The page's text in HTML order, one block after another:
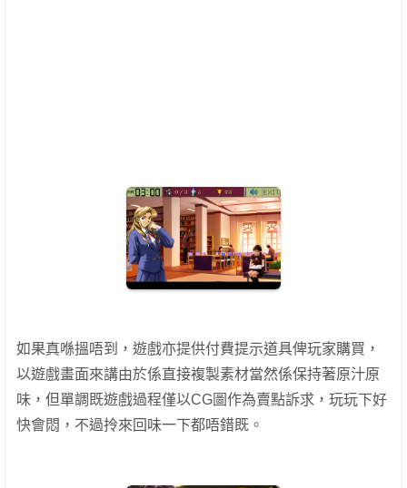
如果真喺搵唔到，遊戲亦提供付費提示道具俾玩家購買，
以遊戲畫面來講由於係直接複製素材當然係保持著原汁原
味，但單調既遊戲過程僅以CG圖作為賣點訴求，玩玩下好
快會悶，不過拎來回味一下都唔錯既。